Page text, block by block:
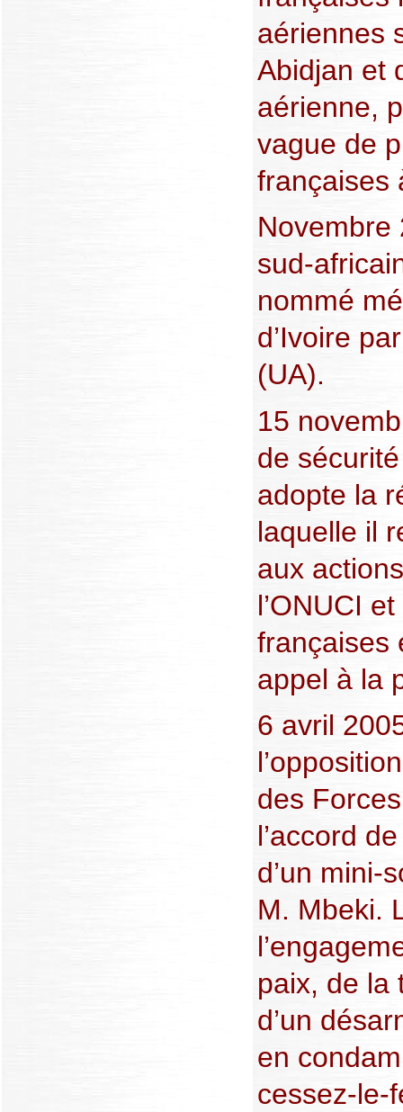
aériennes
Abidjan et
aérienne,
vague de
françaises
Novembre
sud-
nommé
d’Ivoire
(UA).
15
de
adopte la
laquelle il
aux
l’ONUCI
françaises
appel à la
6 avril
des
l’accord
d’un mini-
M. Mbeki.
paix, de la
d’un
en
cessez-le-